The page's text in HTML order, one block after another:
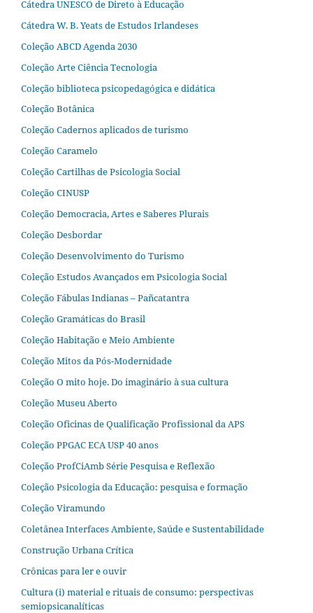
Cátedra UNESCO de Direto à Educação
Cátedra W. B. Yeats de Estudos Irlandeses
Coleção ABCD Agenda 2030
Coleção Arte Ciência Tecnologia
Coleção biblioteca psicopedagógica e didática
Coleção Botânica
Coleção Cadernos aplicados de turismo
Coleção Caramelo
Coleção Cartilhas de Psicologia Social
Coleção CINUSP
Coleção Democracia, Artes e Saberes Plurais
Coleção Desbordar
Coleção Desenvolvimento do Turismo
Coleção Estudos Avançados em Psicologia Social
Coleção Fábulas Indianas – Pañcatantra
Coleção Gramáticas do Brasil
Coleção Habitação e Meio Ambiente
Coleção Mitos da Pós-Modernidade
Coleção O mito hoje. Do imaginário à sua cultura
Coleção Museu Aberto
Coleção Oficinas de Qualificação Profissional da APS
Coleção PPGAC ECA USP 40 anos
Coleção ProfCiAmb Série Pesquisa e Reflexão
Coleção Psicologia da Educação: pesquisa e formação
Coleção Viramundo
Coletânea Interfaces Ambiente, Saúde e Sustentabilidade
Construção Urbana Crítica
Crônicas para ler e ouvir
Cultura (i) material e rituais de consumo: perspectivas
semiopsicanalíticas